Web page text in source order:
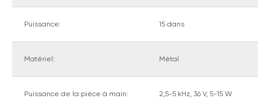
Puissance: 15 dans
Matériel: Métal
Puissance de la pièce à main: 2,5-5 kHz, 36 V, 5-15 W